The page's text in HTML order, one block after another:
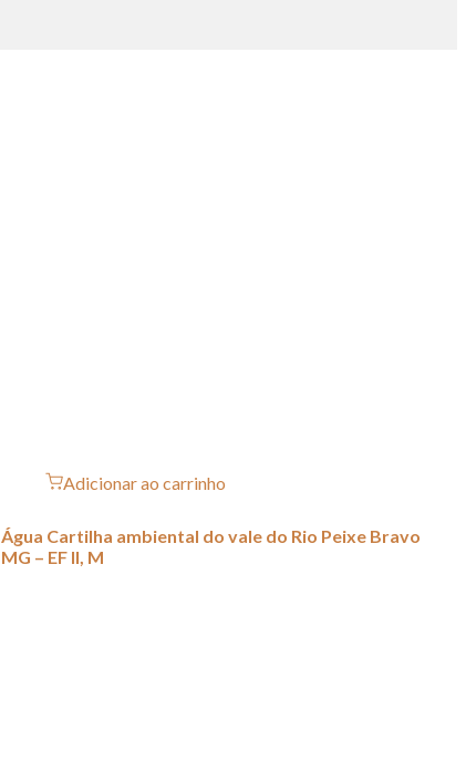
Adicionar ao carrinho
Água Cartilha ambiental do vale do Rio Peixe Bravo
MG – EF II, M